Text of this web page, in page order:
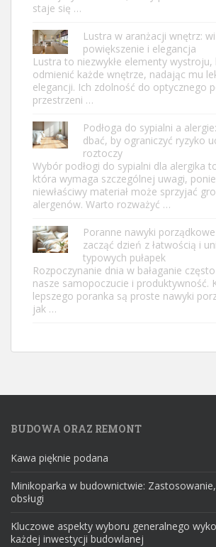
staje się …
Lustra w aranżacji wnętrz:
powiększenie i elegancja
Lustra to niezwykłe elementy
odmienić każde wnętrze, nadając mu
elegancji. Ich zdolność do optycznego
przestrzeni …
Podłoga do sypialni a
dbać, by ograniczyć ryzyko
roztoczy
Wybór podłogi do sypialni dla alergika
która wymaga szczególnej uwagi,
niewłaściwy materiał może sprzyjać
alergenów. Warto rozważyć …
Poranne nawyki
zacząć dzień z łatwością i
typowych pułapek
Rozpoczynanie dnia w bałaganie
nasze samopoczucie i produktywność.
lepszego poranka są proste nawyki
jak …
BUDOWA ORAZ REMONT
Kawa pięknie podana
Minikoparka w budownictwie:
obsługi
Kluczowe aspekty wyboru generalnego
każdej inwestycji budowlanej